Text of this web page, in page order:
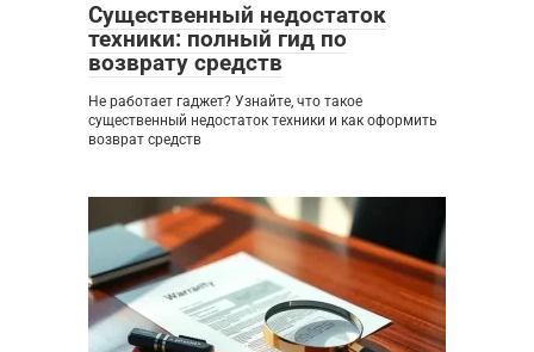
Существенный недостаток
техники: полный гид по
возврату средств
Не работает гаджет? Узнайте, что такое
существенный недостаток техники и как оформить
возврат средств